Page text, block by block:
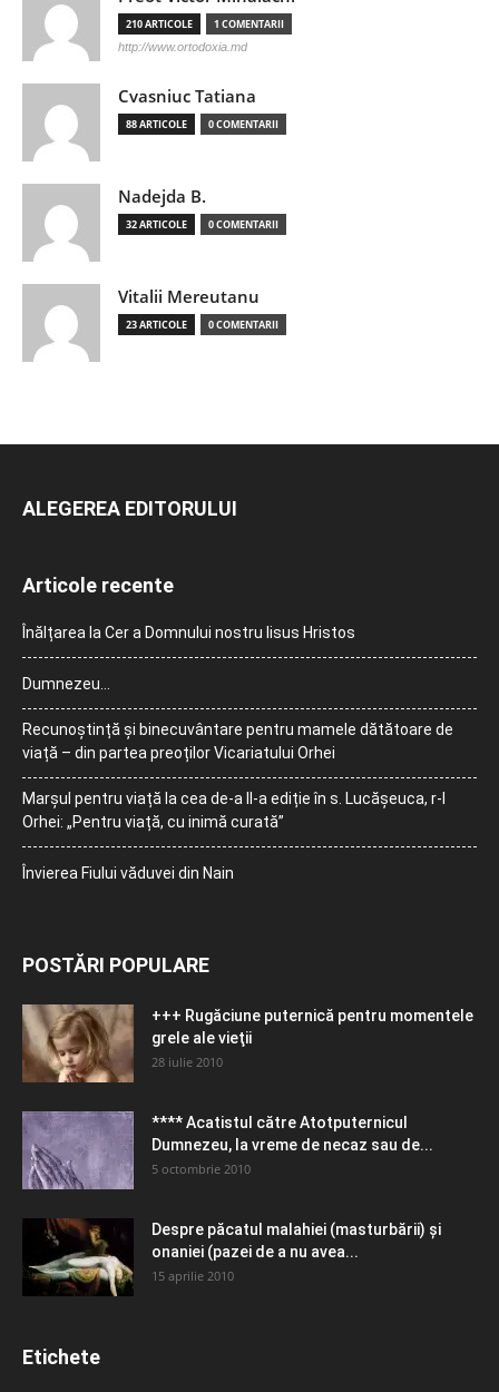
210 ARTICOLE 1 COMENTARII
http://www.ortodoxia.md
Cvasniuc Tatiana
88 ARTICOLE 0 COMENTARII
Nadejda B.
32 ARTICOLE 0 COMENTARII
Vitalii Mereutanu
23 ARTICOLE 0 COMENTARII
ALEGEREA EDITORULUI
Articole recente
Înălțarea la Cer a Domnului nostru Iisus Hristos
Dumnezeu…
Recunoștință și binecuvântare pentru mamele dătătoare de
viață – din partea preoților Vicariatului Orhei
Marșul pentru viață la cea de-a II-a ediție în s. Lucășeuca, r-l
Orhei: „Pentru viață, cu inimă curată”
Învierea Fiului văduvei din Nain
POSTĂRI POPULARE
+++ Rugăciune puternică pentru momentele
grele ale vieţii
28 iulie 2010
**** Acatistul către Atotputernicul
Dumnezeu, la vreme de necaz sau de...
5 octombrie 2010
Despre păcatul malahiei (masturbării) şi
onaniei (pazei de a nu avea...
15 aprilie 2010
Etichete